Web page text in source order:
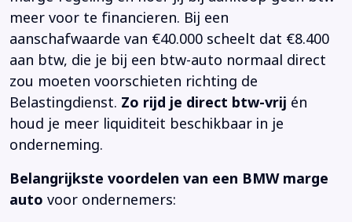
meer voor te financieren. Bij een
aanschafwaarde van €40.000 scheelt dat €8.400
aan btw, die je bij een btw-auto normaal direct
zou moeten voorschieten richting de
Belastingdienst. Zo rijd je direct btw-vrij én
houd je meer liquiditeit beschikbaar in je
onderneming.
Belangrijkste voordelen van een BMW marge
auto voor ondernemers: